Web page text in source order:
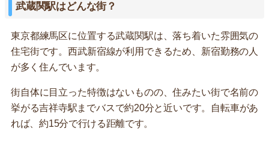
武蔵関駅はどんな街？
東京都練馬区に位置する武蔵関駅は、落ち着いた雰囲気の
住宅街です。西武新宿線が利用できるため、新宿勤務の人
が多く住んでいます。
街自体に目立った特徴はないものの、住みたい街で名前の
挙がる吉祥寺駅までバスで約20分と近いです。自転車があ
れば、約15分で行ける距離です。